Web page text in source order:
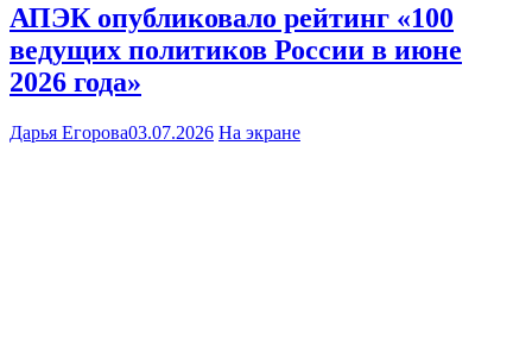
АПЭК опубликовало рейтинг «100
ведущих политиков России в июне
2026 года»
Дарья Егорова03.07.2026 На экране